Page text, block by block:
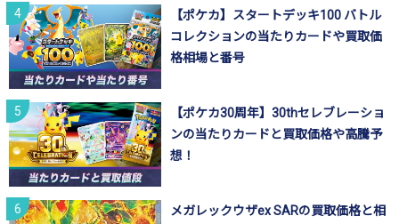
【ポケカ】スタートデッキ100 バトル
コレクションの当たりカードや買取価
格相場と番号
【ポケカ30周年】30thセレブレーショ
ンの当たりカードと買取価格や高騰予
想！
メガレックウザex SARの買取価格と相